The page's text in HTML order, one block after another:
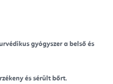
gyógyszer a belső és
és sérült bőrt.